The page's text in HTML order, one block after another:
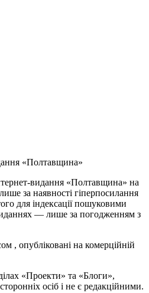
«Полтавщина»
видання «Полтавщина» на
за наявності гіперпосилання
для індексації пошуковими
— лише за погодженням з
, опубліковані на комерційній
«Проекти» та «Блоги»,
осіб і не є редакційними.